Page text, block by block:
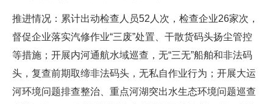
推进情况：累计出动检查人员52人次，检查企业26家次，
督促企业落实汽修作业“三废”处置、干散货码头扬尘管控
等措施；开展内河通航水域巡查，无“三无”船舶和非法码
头，复查前期取缔非法码头，无私自作业行为；开展大运
河环境问题排查整治、重点河湖突出水生态环境问题巡查